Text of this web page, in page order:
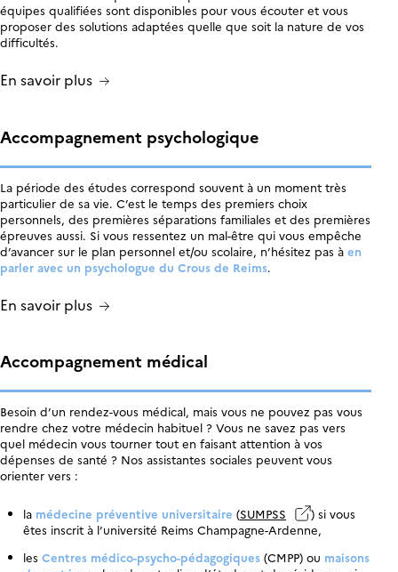
équipes qualifiées sont disponibles pour vous écouter et vous
proposer des solutions adaptées quelle que soit la nature de vos
difficultés.
En savoir plus
Accompagnement psychologique
La période des études correspond souvent à un moment très
particulier de sa vie. C’est le temps des premiers choix
personnels, des premières séparations familiales et des premières
épreuves aussi. Si vous ressentez un mal-être qui vous empêche
d’avancer sur le plan personnel et/ou scolaire, n’hésitez pas à en
parler avec un psychologue du Crous de Reims.
En savoir plus
Accompagnement médical
Besoin d’un rendez-vous médical, mais vous ne pouvez pas vous
rendre chez votre médecin habituel ? Vous ne savez pas vers
quel médecin vous tourner tout en faisant attention à vos
dépenses de santé ? Nos assistantes sociales peuvent vous
orienter vers :
la médecine préventive universitaire (SUMPSS
) si vous
êtes inscrit à l’université Reims Champagne-Ardenne,
les Centres médico-psycho-pédagogiques (CMPP) ou maisons